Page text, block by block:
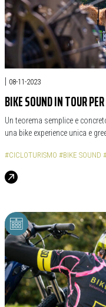
| 08-11-2023
BIKE SOUND IN TOUR
Un teorema semplice e
una bike experience unica e
#CICLOTURISMO #BIKE SOUND